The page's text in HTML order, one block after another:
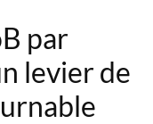
par
levier de